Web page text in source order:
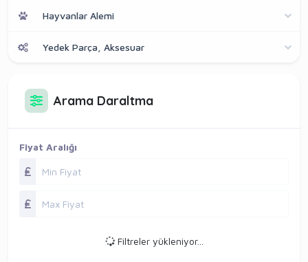
Hayvanlar Alemi
Yedek Parça, Aksesuar
Arama Daraltma
Fiyat Aralığı
Filtreler yükleniyor...